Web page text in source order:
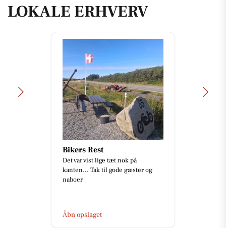
LOKALE ERHVERV
I/S
‼️ NY PRIS - NU 1.695.000 KR. ‼️